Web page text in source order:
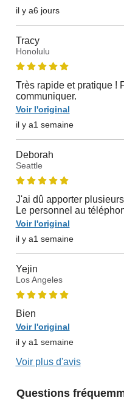
il y a6 jours
Tracy
Honolulu
Très rapide et pratique !
communiquer.
Voir l'original
il y a1 semaine
Deborah
Seattle
J'ai dû apporter
Le personnel au
Voir l'original
il y a1 semaine
Yejin
Los Angeles
Bien
Voir l'original
il y a1 semaine
Voir plus d'avis
Questions